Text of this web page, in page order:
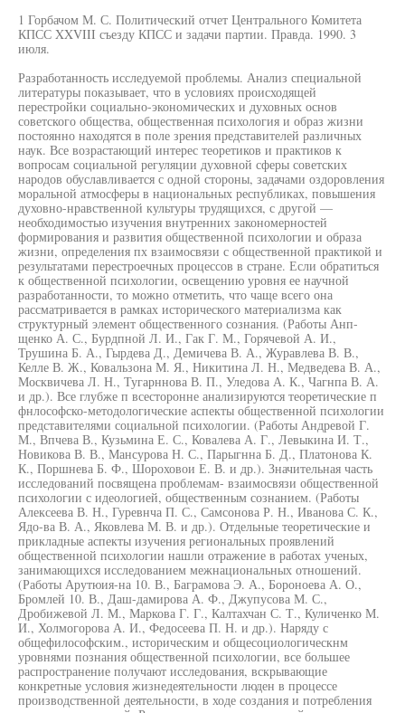
1 Горбачом М. С. Политический отчет Центрального Комитета
КПСС XXVIII съезду КПСС и задачи партии. Правда. 1990. 3
июля.
Разработанность исследуемой проблемы. Анализ специальной
литературы показывает, что в условиях происходящей
перестройки социально-экономических и духовных основ
советского общества, общественная психология и образ жизни
постоянно находятся в поле зрения представителей различных
наук. Все возрастающий интерес теоретиков и практиков к
вопросам социальной регуляции духовной сферы советских
народов обуславливается с одной стороны, задачами оздоровления
моральной атмосферы в национальных республиках, повышения
духовно-нравственной культуры трудящихся, с другой —
необходимостью изучения внутренних закономерностей
формирования и развития общественной психологии и образа
жизни, определения пх взаимосвязи с общественной практикой и
результатами перестроечных процессов в стране. Если обратиться
к общественной психологии, освещению уровня ее научной
разработанности, то можно отметить, что чаще всего она
рассматривается в рамках исторического материализма как
структурный элемент общественного сознания. (Работы Анп-
щенко А. С., Бурдпной Л. И., Гак Г. М., Горячевой А. И.,
Трушина Б. А., Гырдева Д., Демичева В. А., Журавлева В. В.,
Келле В. Ж., Ковальзона М. Я., Никитина Л. Н., Медведева В. А.,
Москвичева Л. Н., Тугарннова В. П., Уледова А. К., Чагнпа В. А.
и др.). Все глубже п всесторонне анализируются теоретические п
фнлософско-методологические аспекты общественной психологии
представителями социальной психологии. (Работы Андревой Г.
М., Впчева В., Кузьмина Е. С., Ковалева А. Г., Левыкина И. Т.,
Новикова В. В., Мансурова Н. С., Парыгнна Б. Д., Платонова К.
К., Поршнева Б. Ф., Шороховои Е. В. и др.). Значительная часть
исследований посвящена проблемам- взаимосвязи общественной
психологии с идеологией, общественным сознанием. (Работы
Алексеева В. Н., Гуревнча П. С., Самсонова Р. Н., Иванова С. К.,
Ядо-ва В. А., Яковлева М. В. и др.). Отдельные теоретические и
прикладные аспекты изучения региональных проявлений
общественной психологии нашли отражение в работах ученых,
занимающихся исследованием межнациональных отношений.
(Работы Арутюия-на 10. В., Баграмова Э. А., Бороноева А. О.,
Бромлей 10. В., Даш-дамирова А. Ф., Джупусова М. С.,
Дробижевой Л. М., Маркова Г. Г., Калтахчан С. Т., Куличенко М.
И., Холмогорова А. И., Федосеева П. Н. и др.). Наряду с
общефилософским., историческим и общесоциологическнм
уровнями познания общественной психологии, все большее
распространение получают исследования, вскрывающие
конкретные условия жизнедеятельности люден в процессе
производственной деятельности, в ходе создания и потребления